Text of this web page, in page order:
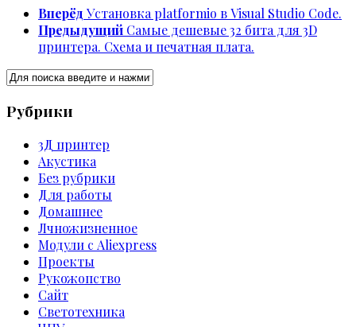
Вперёд Установка platformio в Visual Studio Code.
Предыдущий Самые дешевые 32 бита для 3D
принтера. Схема и печатная плата.
Рубрики
3Д принтер
Акустика
Без рубрики
Для работы
Домашнее
Лчножизненное
Модули с Aliexpress
Проекты
Рукожопство
Сайт
Светотехника